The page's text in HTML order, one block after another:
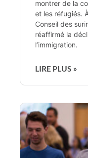
montrer de la
et les réfugiés.
Conseil des
réaffirmé la
l’immigration.
LIRE PLUS »